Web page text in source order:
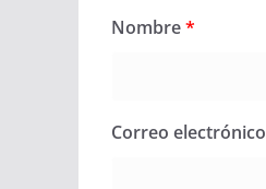
Nombre*
Correo electrónico